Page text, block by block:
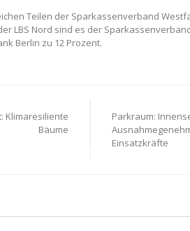
Teilen der Sparkassenverband
LBS Nord sind es der
Berlin zu 12 Prozent.
Klimaresiliente
Bäume
Parkraum:
Einsatzkräfte